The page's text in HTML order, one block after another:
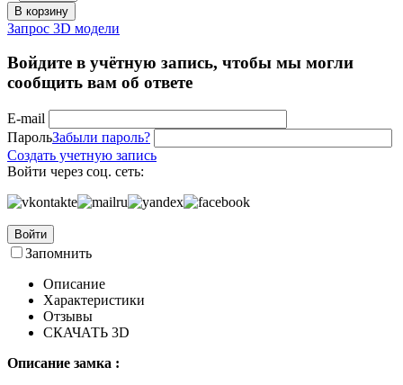
В корзину
Запрос 3D модели
Войдите в учётную запись, чтобы мы могли
сообщить вам об ответе
E-mail
ПарольЗабыли пароль?
Создать учетную запись
Войти через соц. сеть:
Войти
Запомнить
Описание
Характеристики
Отзывы
СКАЧАТЬ 3D
Описание замка :